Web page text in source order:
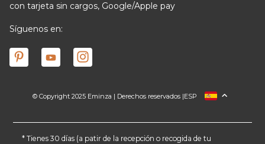
con tarjeta sin cargos, Google/Apple pay
Síguenos en:
© Copyright 2025 Eminza | Derechos reservados |
FRANCIA
ALEMANIA
ESP
* Tienes 30 días (a patir de la recepción o recogida de tu